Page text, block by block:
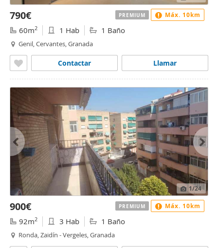
790€
60m2 1 Hab 1 Baño
Genil, Cervantes, Granada
Llamar
Contactar
PREMIUM Máx. 10km
1/24
900€
92m2 3 Hab 1 Baño
Ronda, Zaidín - Vergeles, Granada
PREMIUM Máx. 10km